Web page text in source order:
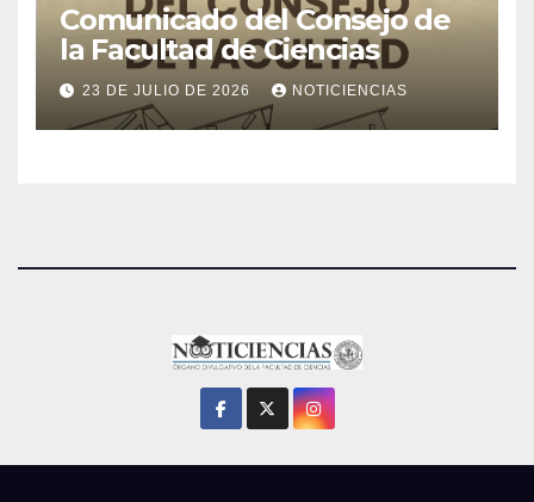
Comunicado del Consejo de
la Facultad de Ciencias
23 DE JULIO DE 2026 NOTICIENCIAS